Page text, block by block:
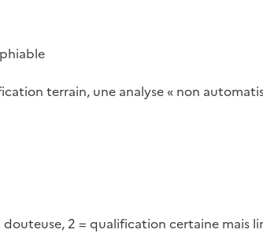
terrain, une analyse « non
2 = qualification certaine mais